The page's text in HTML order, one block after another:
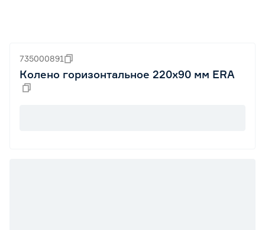
735000891
Колено горизонтальное 220х90 мм ERA